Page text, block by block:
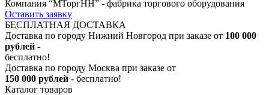
Компания “МТоргНН” - фабрика торгового оборудования
Оставить заявку
БЕСПЛАТНАЯ ДОСТАВКА
Доставка по городу Нижний Новгород при заказе от 100 000
рублей -
бесплатно!
Доставка по городу Москва при заказе от
150 000 рублей - бесплатно!
Каталог товаров